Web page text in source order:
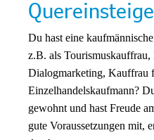
Du hast eine
z.B. als
Dialogmarketing, Kauffrau
Einzelhandelskaufmann?
gewohnt und hast Freude
gute Voraussetzungen mit,